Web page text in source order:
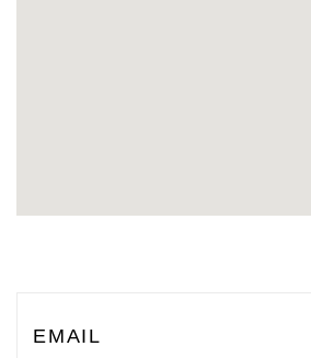
EMAIL